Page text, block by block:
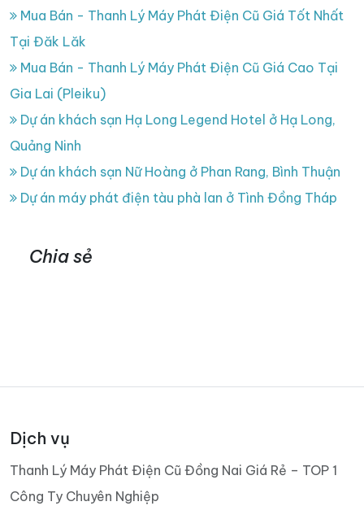
Mua Bán - Thanh Lý Máy Phát Điện Cũ Giá Tốt Nhất
Tại Đăk Lăk
Mua Bán - Thanh Lý Máy Phát Điện Cũ Giá Cao Tại
Gia Lai (Pleiku)
Dự án khách sạn Hạ Long Legend Hotel ở Hạ Long,
Quảng Ninh
Dự án khách sạn Nữ Hoàng ở Phan Rang, Bình Thuận
Dự án máy phát điện tàu phà lan ở Tình Đồng Tháp
Chia sẻ
Dịch vụ
Thanh Lý Máy Phát Điện Cũ Đồng Nai Giá Rẻ – TOP 1
Công Ty Chuyên Nghiệp